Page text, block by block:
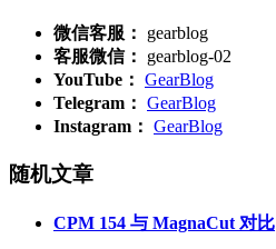
微信客服：
gearblog
客服微信：
gearblog-02
YouTube： GearBlog
Telegram： GearBlog
Instagram： GearBlog
随机文章
CPM 154 与 MagnaCut 对比